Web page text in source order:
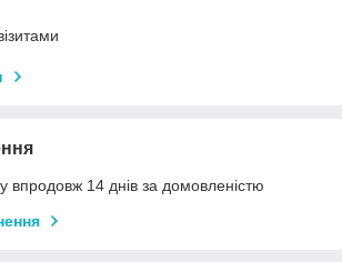
впродовж 14 днів за домовленістю